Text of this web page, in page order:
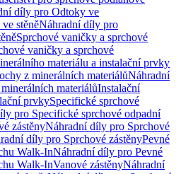
díly pro Odtoky ve
stěněNáhradní díly pro
Sprchové vaničky a sprchové
vaničky a sprchové
materiálu a instalační prvky
z minerálních materiálůNáhradní
materiálůInstalační
prvkySpecifické sprchové
pro Specifické sprchové odpadní
zástěnyNáhradní díly pro Sprchové
díly pro Sprchové zástěnyPevné
Walk-InNáhradní díly pro Pevné
Walk-InVanové zástěnyNáhradní